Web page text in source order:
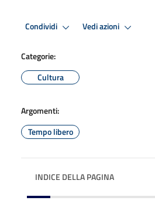
Condividi Vedi azioni
Categorie:
Cultura
Argomenti:
Tempo libero
INDICE DELLA PAGINA